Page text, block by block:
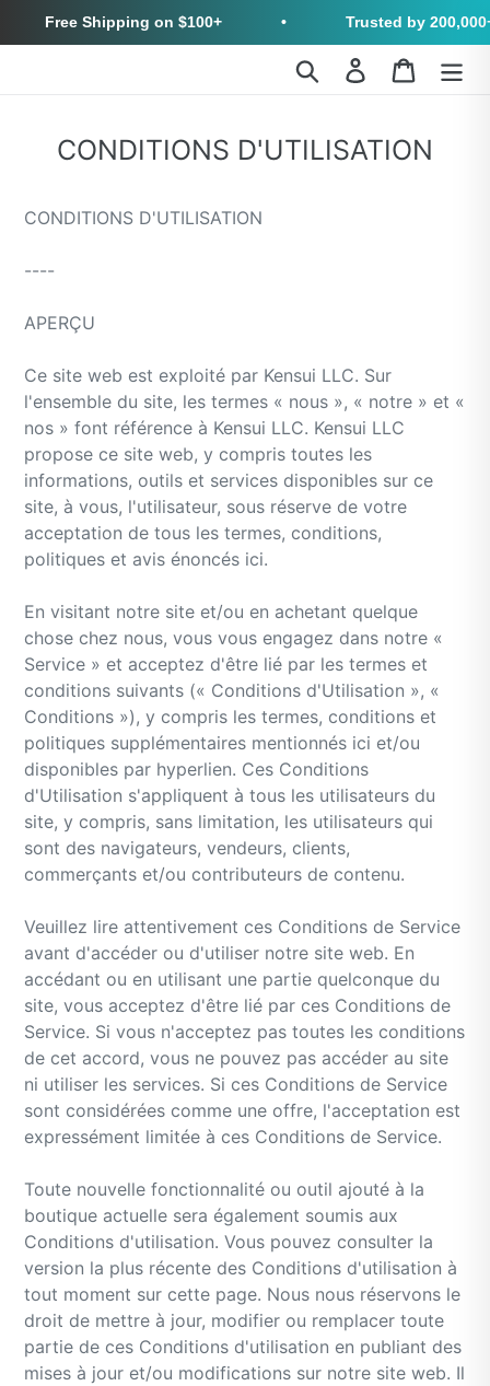
Shipping on $100+ Trusted by 200,000+
RechercheSe connecter
Chariot
CONDITIONS D'UTILISATION
CONDITIONS D'UTILISATION
----
APERÇU
Ce site web est exploité par Kensui LLC. Sur
l'ensemble du site, les termes « nous », « notre » et «
nos » font référence à Kensui LLC. Kensui LLC
propose ce site web, y compris toutes les
informations, outils et services disponibles sur ce
site, à vous, l'utilisateur, sous réserve de votre
acceptation de tous les termes, conditions,
politiques et avis énoncés ici.
En visitant notre site et/ou en achetant quelque
chose chez nous, vous vous engagez dans notre «
Service » et acceptez d'être lié par les termes et
conditions suivants (« Conditions d'Utilisation », «
Conditions »), y compris les termes, conditions et
politiques supplémentaires mentionnés ici et/ou
disponibles par hyperlien. Ces Conditions
d'Utilisation s'appliquent à tous les utilisateurs du
site, y compris, sans limitation, les utilisateurs qui
sont des navigateurs, vendeurs, clients,
commerçants et/ou contributeurs de contenu.
Veuillez lire attentivement ces Conditions de Service
avant d'accéder ou d'utiliser notre site web. En
accédant ou en utilisant une partie quelconque du
site, vous acceptez d'être lié par ces Conditions de
Service. Si vous n'acceptez pas toutes les conditions
de cet accord, vous ne pouvez pas accéder au site
ni utiliser les services. Si ces Conditions de Service
sont considérées comme une offre, l'acceptation est
expressément limitée à ces Conditions de Service.
Toute nouvelle fonctionnalité ou outil ajouté à la
boutique actuelle sera également soumis aux
Conditions d'utilisation. Vous pouvez consulter la
version la plus récente des Conditions d'utilisation à
tout moment sur cette page. Nous nous réservons le
droit de mettre à jour, modifier ou remplacer toute
partie de ces Conditions d'utilisation en publiant des
mises à jour et/ou modifications sur notre site web. Il